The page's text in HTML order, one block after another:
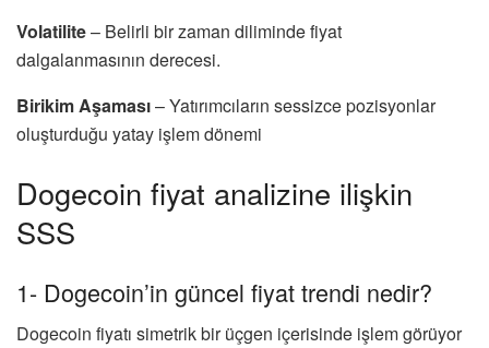
Volatilite– Belirli bir zaman diliminde fiyat
dalgalanmasının derecesi.
Birikim Aşaması–Yatırımcıların sessizce pozisyonlar
oluşturduğu yatay işlem dönemi
Dogecoin fiyat analizine ilişkin
SSS
1- Dogecoin’in güncel fiyat trendi nedir?
Dogecoin fiyatı simetrik bir üçgen içerisinde işlem görüyor